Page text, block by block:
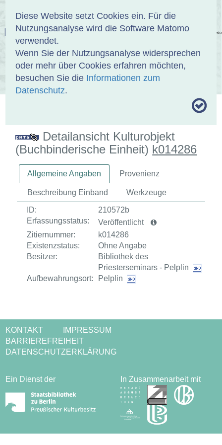
Diese Website setzt Cookies ein. Für die
Nutzungsanalyse wird die Software Matomo
verwendet.
Wenn Sie der Nutzungsanalyse widersprechen
oder mehr über Cookies erfahren möchten,
besuchen Sie die Informationen zum
Datenschutz.
EINBANDDATENBANK
ÜBER UNS SAMMLUNGEN SUCHE
Detailansicht Kulturobjekt
(Buchbinderische Einheit) k014286
Allgemeine Angaben Provenienz
Beschreibung Einband Werkzeuge
ID:
210572b
Erfassungsstatus:
Veröffentlicht
Zitiernummer:
k014286
Existenzstatus:
Ohne Angabe
Besitzer:
Bibliothek des
Priesterseminars - Pelplin
Aufbewahrungsort:
Pelplin
KONTAKT
IMPRESSUM
BARRIEREFREIHEIT
DATENSCHUTZERKLÄRUNG
Ein Dienst der In Zusammenarbeit mit